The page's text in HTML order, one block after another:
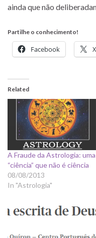
ainda que não
Partilhe o conhecimento!
Facebook X
Related
A Fraude da Astrologia: uma
“ciência” que não é ciência
08/08/2013
In "Astrologia"